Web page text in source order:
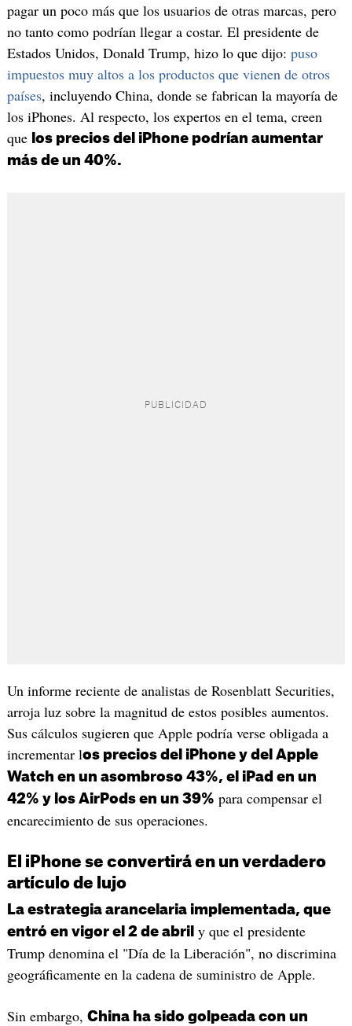
pagar un poco más que los usuarios de otras marcas, pero
no tanto como podrían llegar a costar. El presidente de
Estados Unidos, Donald Trump, hizo lo que dijo: puso
impuestos muy altos a los productos que vienen de otros
países, incluyendo China, donde se fabrican la mayoría de
los iPhones. Al respecto, los expertos en el tema, creen
que los precios del iPhone podrían aumentar
más de un 40%.
Un informe reciente de analistas de Rosenblatt Securities,
arroja luz sobre la magnitud de estos posibles aumentos.
Sus cálculos sugieren que Apple podría verse obligada a
incrementar los precios del iPhone y del Apple
Watch en un asombroso 43%, el iPad en un
42% y los AirPods en un 39% para compensar el
encarecimiento de sus operaciones.
El iPhone se convertirá en un verdadero
artículo de lujo
La estrategia arancelaria implementada, que
entró en vigor el 2 de abril y que el presidente
Trump denomina el "Día de la Liberación", no discrimina
geográficamente en la cadena de suministro de Apple.
Sin embargo, China ha sido golpeada con un